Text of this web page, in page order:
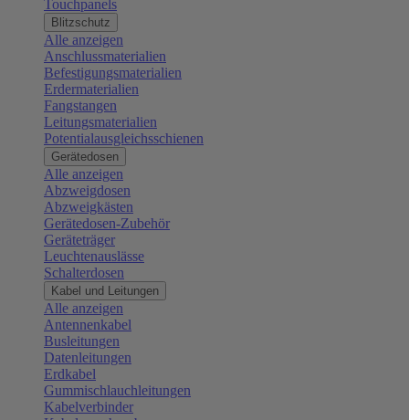
Touchpanels
Blitzschutz
Alle anzeigen
Anschlussmaterialien
Befestigungsmaterialien
Erdermaterialien
Fangstangen
Leitungsmaterialien
Potentialausgleichsschienen
Gerätedosen
Alle anzeigen
Abzweigdosen
Abzweigkästen
Gerätedosen-Zubehör
Geräteträger
Leuchtenauslässe
Schalterdosen
Kabel und Leitungen
Alle anzeigen
Antennenkabel
Busleitungen
Datenleitungen
Erdkabel
Gummischlauchleitungen
Kabelverbinder